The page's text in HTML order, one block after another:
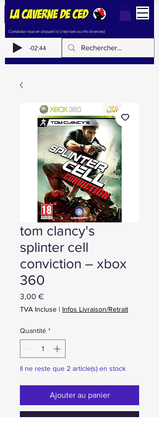
Contactez-nous en cliquant ici (reprises ou info diverses)
-02:44
tom clancy's
splinter cell
conviction – xbox
360
3,00 €Prix
TVA Incluse | Infos Livraison/Retrait
Quantité *
Il ne reste que 2 article(s) en stock
Ajouter au panier